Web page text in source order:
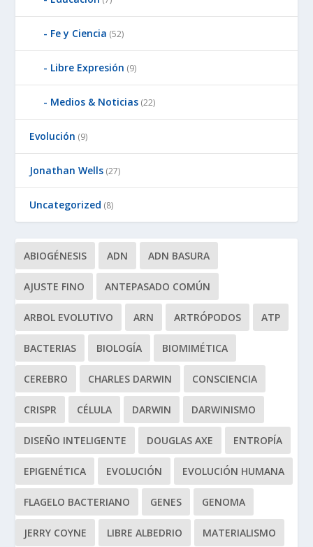
Fe y Ciencia (52)
Libre Expresión (9)
Medios & Noticias (22)
Evolución (9)
Jonathan Wells (27)
Uncategorized (8)
ABIOGÉNESIS ADN ADN BASURA
AJUSTE FINO ANTEPASADO COMÚN
ARBOL EVOLUTIVO ARN ARTRÓPODOS ATP
BACTERIAS BIOLOGÍA BIOMIMÉTICA
CEREBRO CHARLES DARWIN CONSCIENCIA
CRISPR CÉLULA DARWIN DARWINISMO
DISEÑO INTELIGENTE DOUGLAS AXE ENTROPÍA
EPIGENÉTICA EVOLUCIÓN EVOLUCIÓN HUMANA
FLAGELO BACTERIANO GENES GENOMA
JERRY COYNE LIBRE ALBEDRIO MATERIALISMO